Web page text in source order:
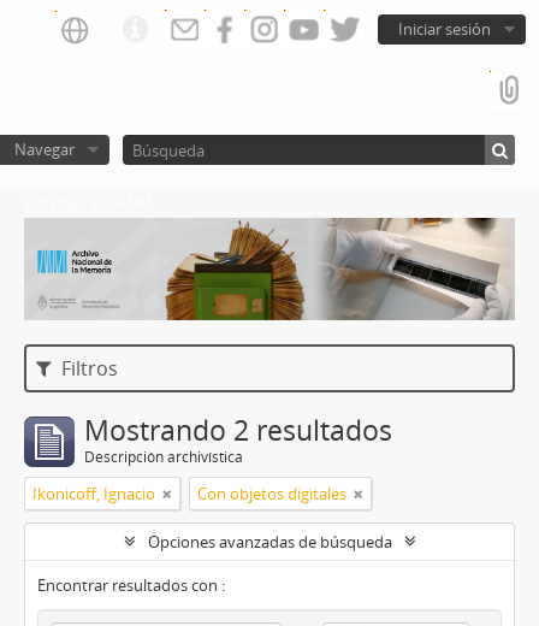
Iniciar sesión
Navegar
Filtros
Mostrando 2 resultados
Descripción archivística
Ikonicoff, Ignacio Con objetos digitales
Opciones avanzadas de búsqueda
Encontrar resultados con :